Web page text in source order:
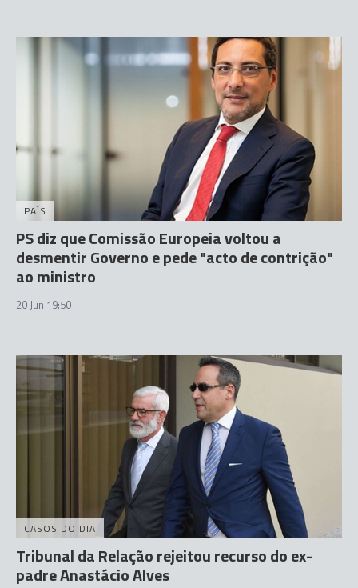
PAÍS
PS diz que Comissão Europeia voltou a
desmentir Governo e pede "acto de contrição"
ao ministro
20 Jun 19:50
CASOS DO DIA
Tribunal da Relação rejeitou recurso do ex-
padre Anastácio Alves